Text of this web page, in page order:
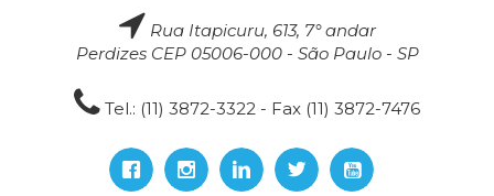
Rua Itapicuru, 613, 7° andar
Perdizes CEP 05006-000 - São Paulo - SP
Tel.: (11) 3872-3322 - Fax (11) 3872-7476